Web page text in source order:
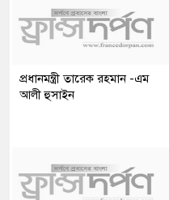
প্রধানমন্ত্রী তারেক রহমান -এম
আলী হুসাইন